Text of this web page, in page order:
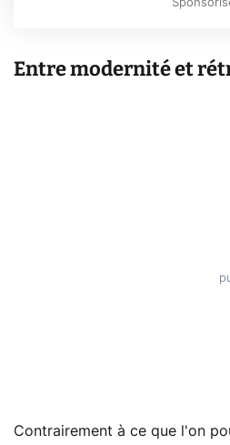
Entre modernité et
Contrairement à ce que l'on